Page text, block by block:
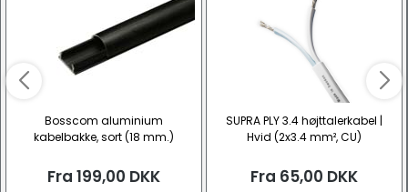
Bosscom aluminium
kabelbakke, sort (18 mm.)
Fra 199,00 DKK
SUPRA PLY 3.4 højttalerkabel |
Hvid (2x3.4 mm², CU)
Fra 65,00 DKK